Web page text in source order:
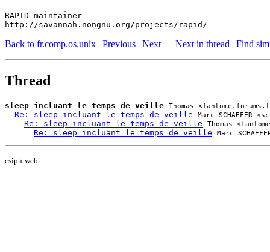
--
RAPID maintainer
http://savannah.nongnu.org/projects/rapid/
Back to fr.comp.os.unix | Previous | Next — Next in thread | Find
Thread
sleep incluant le temps de veille Thomas
Re: sleep incluant le temps de veille Marc SCHAEFER
Re: sleep incluant le temps de veille Thomas
Re: sleep incluant le temps de veille Marc
csiph-web